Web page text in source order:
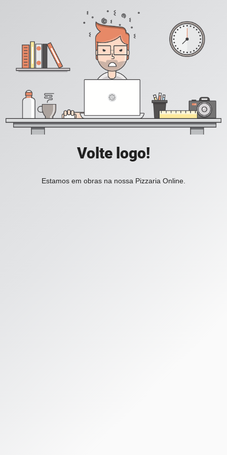
Volte logo!
Estamos em obras na nossa Pizzaria Online.